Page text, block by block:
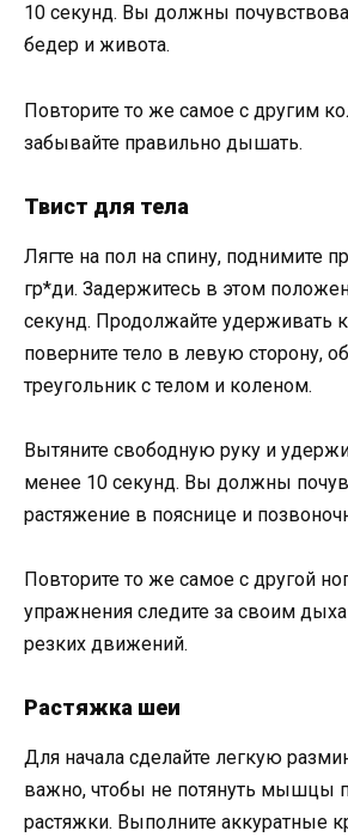
10 секунд. Вы должны
бедер и живота.
Повторите то же самое с другим
забывайте правильно дышать.
Твист для тела
Лягте на пол на спину, поднимите
гр*ди. Задержитесь в этом
секунд. Продолжайте удерживать
поверните тело в левую сторону,
треугольник с телом и коленом.
Вытяните свободную руку и
менее 10 секунд. Вы должны
растяжение в пояснице и
Повторите то же самое с другой
упражнения следите за своим
резких движений.
Растяжка шеи
Для начала сделайте легкую
важно, чтобы не потянуть мышцы
растяжки. Выполните аккуратные